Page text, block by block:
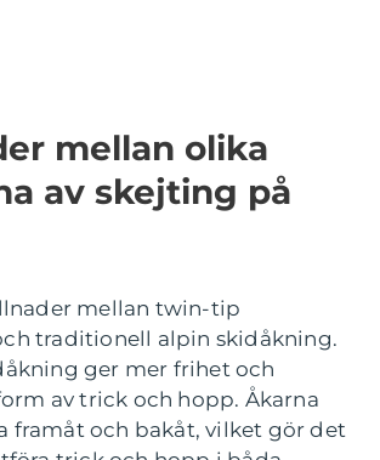
mellan olika
av skejting på
mellan twin-tip
traditionell alpin skidåkning.
ger mer frihet och
av trick och hopp. Åkarna
framåt och bakåt, vilket gör det